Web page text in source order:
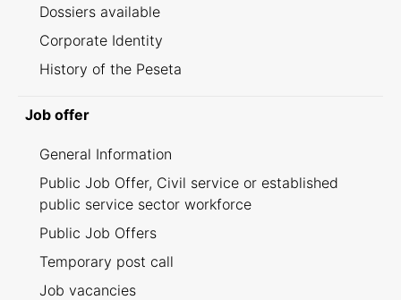
Dossiers available
Corporate Identity
History of the Peseta
Job offer
General Information
Public Job Offer, Civil service or established
public service sector workforce
Public Job Offers
Temporary post call
Job vacancies